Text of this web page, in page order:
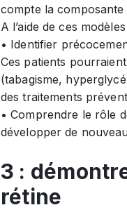
compte la composante
A l’aide de ces
• Identifier
Ces patients
(tabagisme,
des traitements
• Comprendre le rôle
développer de
3 :
rétine